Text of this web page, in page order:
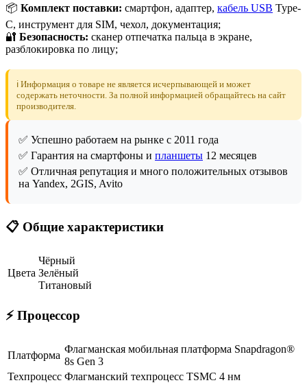
📦 Комплект поставки: смартфон, адаптер, кабель USB Type-
C, инструмент для SIM, чехол, документация;
🔐 Безопасность: сканер отпечатка пальца в экране,
разблокировка по лицу;
ℹ️ Информация о товаре не является исчерпывающей и может
содержать неточности. За полной информацией обращайтесь на сайт
производителя.
✅ Успешно работаем на рынке с 2011 года
✅ Гарантия на смартфоны и планшеты 12 месяцев
✅ Отличная репутация и много положительных отзывов
на Yandex, 2GIS, Avito
📋 Общие характеристики
Цвета
Чёрный
Зелёный
Титановый
⚡ Процессор
Платформа
Флагманская мобильная платформа Snapdragon®
8s Gen 3
Техпроцесс Флагманский техпроцесс TSMC 4 нм